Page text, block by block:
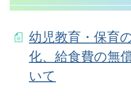
幼児教育・保育
化、給食費の無
いて